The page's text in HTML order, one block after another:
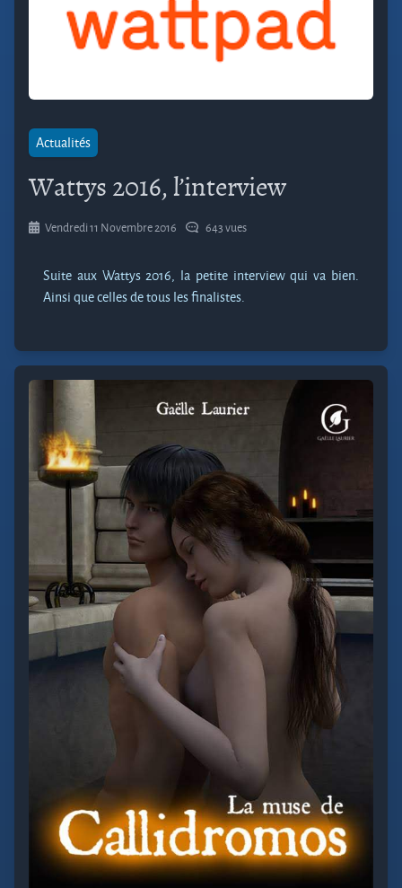
Actualités
Wattys 2016, l’interview
Vendredi 11 Novembre 2016 643 vues
Suite aux Wattys 2016, la petite interview qui va bien.
Ainsi que celles de tous les finalistes.